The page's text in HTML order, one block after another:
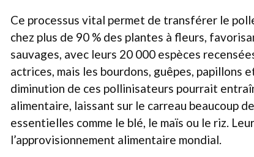
Ce processus vital permet de transférer le
chez plus de 90 % des plantes à fleurs,
sauvages, avec leurs 20 000 espèces
actrices, mais les bourdons, guêpes, papillons
diminution de ces pollinisateurs pourrait
alimentaire, laissant sur le carreau beaucoup
essentielles comme le blé, le maïs ou le riz.
l’approvisionnement alimentaire mondial.